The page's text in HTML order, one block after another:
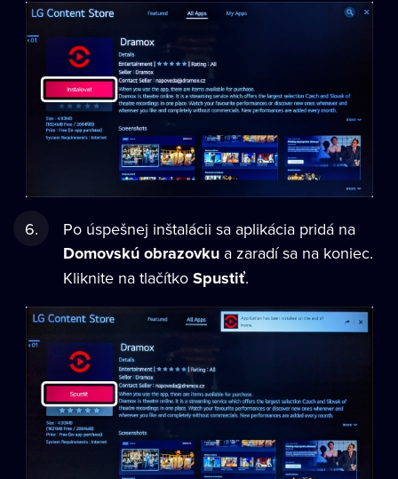
Po úspešnej inštalácii sa aplikácia pridá na
Domovskú obrazovku a zaradí sa na koniec.
Kliknite na tlačítko Spustiť.